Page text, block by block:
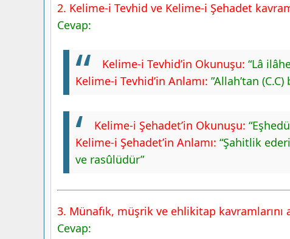
2. Kelime-i Tevhid ve Kelime-i Şehadet
Cevap:
Kelime-i Tevhid’in Okunuşu: “Lâ
Kelime-i Tevhid’in Anlamı: ”Allah’tan
Kelime-i Şehadet’in Okunuşu:
Kelime-i Şehadet’in Anlamı: “Şahitlik
ve rasûlüdür”
3. Münafık, müşrik ve ehlikitap kavramlarını
Cevap: